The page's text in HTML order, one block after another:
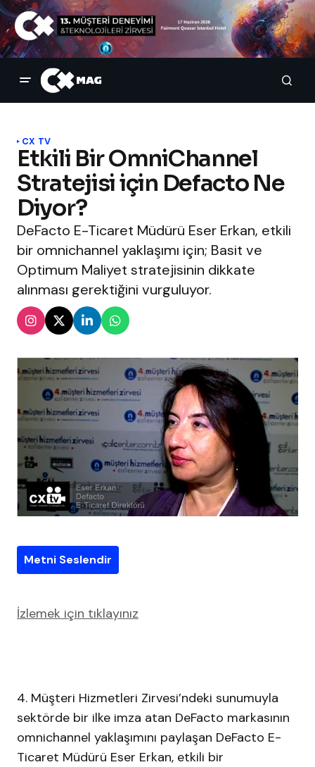
CX TV
Etkili Bir OmniChannel
Stratejisi için Defacto Ne
Diyor?
DeFacto E-Ticaret Müdürü Eser Erkan, etkili
bir omnichannel yaklaşımı için; Basit ve
Optimum Maliyet stratejisinin dikkate
alınması gerektiğini vurguluyor.
Metni Seslendir
İzlemek için tıklayınız
4. Müşteri Hizmetleri Zirvesi’ndeki sunumuyla
sektörde bir ilke imza atan DeFacto markasının
omnichannel yaklaşımını paylaşan DeFacto E-
Ticaret Müdürü Eser Erkan, etkili bir